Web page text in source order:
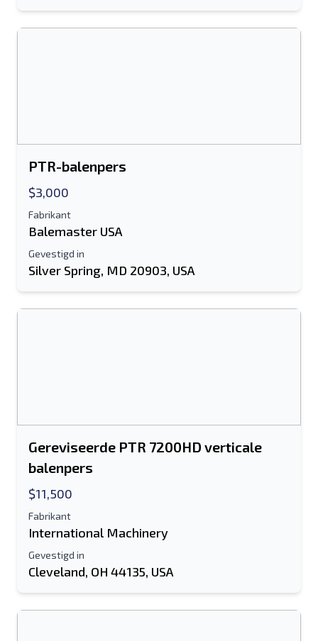
PTR-balenpers
$3,000
Fabrikant
Balemaster USA
Gevestigd in
Silver Spring, MD 20903, USA
Gereviseerde PTR 7200HD verticale
balenpers
$11,500
Fabrikant
International Machinery
Gevestigd in
Cleveland, OH 44135, USA